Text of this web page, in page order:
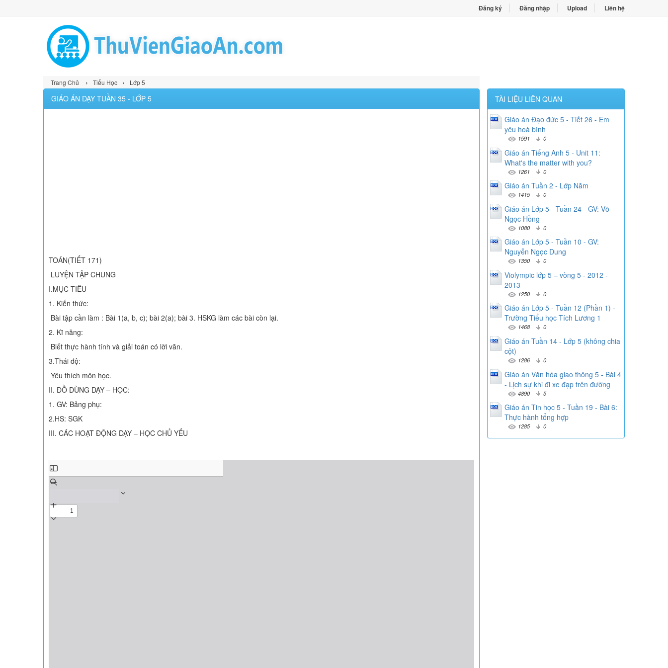
Đăng ký Đăng nhập Upload Liên hệ
Trang Chủ › Tiểu Học › Lớp 5
GIÁO ÁN DẠY TUẦN 35 - LỚP 5
TOÁN(TIẾT 171)
LUYỆN TẬP CHUNG
I.MỤC TIÊU
1. Kiến thức:
Bài tập cần làm : Bài 1(a, b, c); bài 2(a); bài 3. HSKG làm các bài còn lại.
2. Kĩ năng:
Biết thực hành tính và giải toán có lời văn.
3.Thái độ:
Yêu thích môn học.
II. ĐỒ DÙNG DẠY – HỌC:
1. GV: Bảng phụ:
2.HS: SGK
III. CÁC HOẠT ĐỘNG DẠY – HỌC CHỦ YẾU
TÀI LIỆU LIÊN QUAN
Giáo án Đạo đức 5 - Tiết 26 - Em
yêu hoà bình
1591 0
Giáo án Tiếng Anh 5 - Unit 11:
What's the matter with you?
1261 0
Giáo án Tuần 2 - Lớp Năm
1415 0
Giáo án Lớp 5 - Tuần 24 - GV: Võ
Ngọc Hồng
1080 0
Giáo án Lớp 5 - Tuần 10 - GV:
Nguyễn Ngọc Dung
1350 0
Violympic lớp 5 – vòng 5 - 2012 -
2013
1250 0
Giáo án Lớp 5 - Tuần 12 (Phần 1) -
Trường Tiểu học Tích Lương 1
1468 0
Giáo án Tuần 14 - Lớp 5 (không chia
cột)
1286 0
Giáo án Văn hóa giao thông 5 - Bài 4
- Lịch sự khi đi xe đạp trên đường
4890 5
Giáo án Tin học 5 - Tuần 19 - Bài 6:
Thực hành tổng hợp
1285 0